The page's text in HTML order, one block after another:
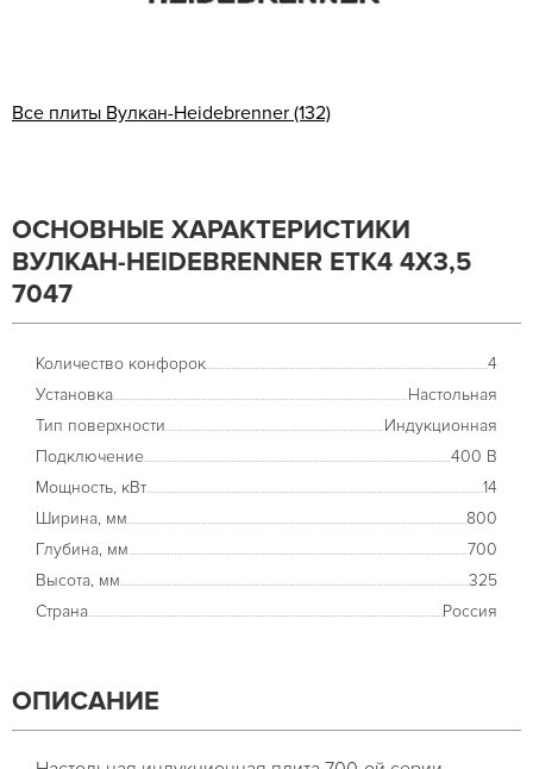
Все плиты Вулкан-Heidebrenner (132)
ОСНОВНЫЕ ХАРАКТЕРИСТИКИ
ВУЛКАН-HEIDEBRENNER ETK4 4Х3,5
7047
Количество конфорок
4
Установка
Настольная
Тип поверхности
Индукционная
Подключение
400 В
Мощность, кВт
14
Ширина, мм
800
Глубина, мм
700
Высота, мм
325
Страна
Россия
ОПИСАНИЕ